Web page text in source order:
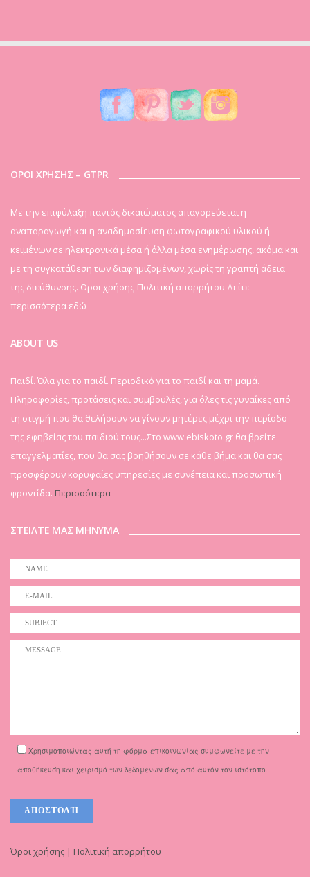
ΟΡΟΙ ΧΡΗΣΗΣ – GTPR
Mε την επιφύλαξη παντός δικαιώματος απαγορεύεται η
αναπαραγωγή και η αναδημοσίευση φωτογραφικού υλικού ή
κειμένων σε ηλεκτρονικά μέσα ή άλλα μέσα ενημέρωσης, ακόμα και
με τη συγκατάθεση των διαφημιζομένων, χωρίς τη γραπτή άδεια
της διεύθυνσης. Οροι χρήσης-Πολιτική απορρήτου Δείτε
περισσότερα εδώ
ABOUT US
Παιδί. Όλα για το παιδί. Περιοδικό για το παιδί και τη μαμά.
Πληροφορίες, προτάσεις και συμβουλές, για όλες τις γυναίκες από
τη στιγμή που θα θελήσουν να γίνουν μητέρες μέχρι την περίοδο
της εφηβείας του παιδιού τους...Στο www.ebiskoto.gr θα βρείτε
επαγγελματίες, που θα σας βοηθήσουν σε κάθε βήμα και θα σας
προσφέρουν κορυφαίες υπηρεσίες με συνέπεια και προσωπική
φροντίδα. Περισσότερα
ΣΤΕΙΛΤΕ ΜΑΣ ΜΗΝΥΜΑ
Χρησιμοποιώντας αυτή τη φόρμα επικοινωνίας συμφωνείτε με την
αποθήκευση και χειρισμό των δεδομένων σας από αυτόν τον ιστότοπο.
Όροι χρήσης | Πολιτική απορρήτου